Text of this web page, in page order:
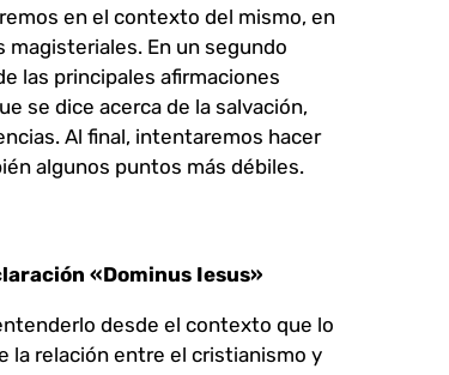
en el contexto del mismo, en
En un segundo
las principales afirmaciones
se dice acerca de la salvación,
Al final, intentaremos hacer
algunos puntos más débiles.
«Dominus Iesus»
desde el contexto que lo
la relación entre el cristianismo y